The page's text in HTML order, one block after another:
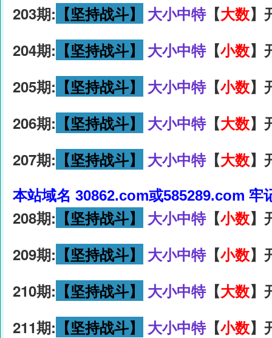
203期: 【坚持战斗】 大小中特【大数】
204期: 【坚持战斗】 大小中特【小数】
205期: 【坚持战斗】 大小中特【小数】
206期: 【坚持战斗】 大小中特【大数】
207期: 【坚持战斗】 大小中特【大数】
本站域名 30862.com或585289.com 牢
208期: 【坚持战斗】 大小中特【小数】
209期: 【坚持战斗】 大小中特【小数】
210期: 【坚持战斗】 大小中特【大数】
211期: 【坚持战斗】 大小中特【小数】